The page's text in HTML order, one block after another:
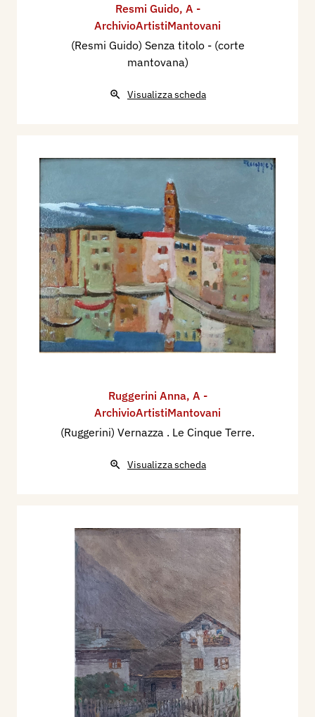
Resmi Guido, A -
ArchivioArtistiMantovani
(Resmi Guido) Senza titolo - (corte
mantovana)
Visualizza scheda
Ruggerini Anna, A -
ArchivioArtistiMantovani
(Ruggerini) Vernazza . Le Cinque Terre.
Visualizza scheda